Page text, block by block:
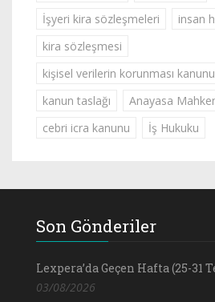
İşyeri kira sözleşmeleri
insan
kira sözleşmesi
kişisel verilerin korunması kanunu
kanun taslağı
Anayasa
cebri icra kanunu
İş Hukuku
Son Gönderiler
Lexpera’da Geçen Hafta (25-31
03/08/2026